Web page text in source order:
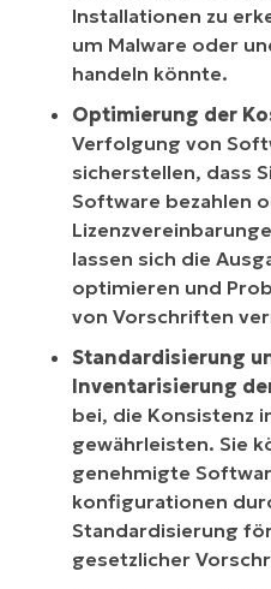
Installationen zu
um Malware oder
handeln könnte.
Optimierung der
Verfolgung von
sicherstellen, dass
Software bezahlen
lassen sich die
optimieren und
von Vorschriften
Standardisierung
Inventarisierung
bei, die Konsistenz
gewährleisten. Sie
genehmigte
konfigurationen
Standardisierung
gesetzlicher